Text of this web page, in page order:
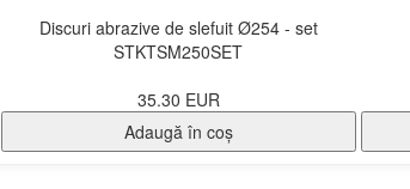
Discuri abrazive de slefuit Ø254 - set
STKTSM250SET
35.30 EUR
Adaugă în coş